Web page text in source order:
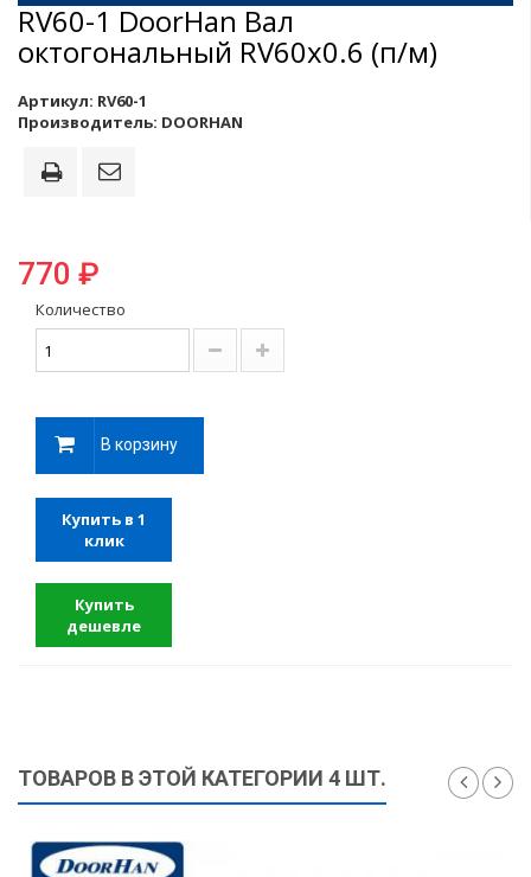
RV60-1 DoorHan Вал
октогональный RV60x0.6 (п/м)
Артикул: RV60-1
Производитель: DOORHAN
770 ₽
Количество
В корзину
Купить в 1
клик
Купить
дешевле
ТОВАРОВ В ЭТОЙ КАТЕГОРИИ 4 ШТ.